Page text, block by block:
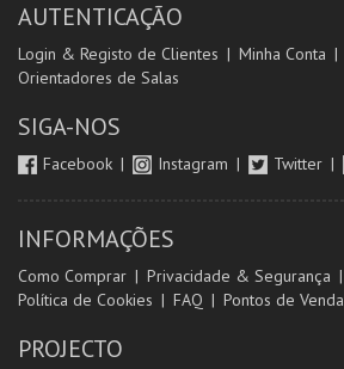
AUTENTICAÇÃO
Login & Registo de Clientes Minha Conta
Orientadores de Salas
SIGA-NOS
Facebook Instagram Twitter
INFORMAÇÕES
Como Comprar Privacidade & Segurança
Política de Cookies
FAQ Pontos de Venda
PROJECTO